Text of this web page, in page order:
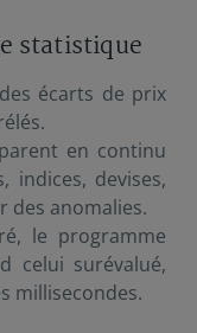
statistique
écarts de prix
en continu
indices, devises,
des anomalies.
le programme
celui surévalué,
millisecondes.